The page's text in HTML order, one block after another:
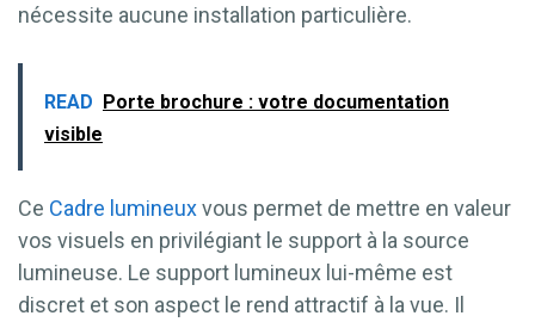
nécessite aucune installation particulière.
READ Porte brochure : votre documentation
visible
Ce Cadre lumineuxvous permet de mettre en valeur
vos visuels en privilégiant le support à la source
lumineuse. Le support lumineux lui-même est
discret et son aspect le rend attractif à la vue. Il